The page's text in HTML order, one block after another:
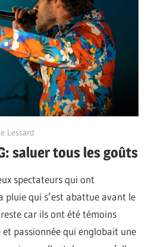
Lessard
saluer tous les goûts
spectateurs qui ont
pluie qui s’est abattue avant le
car ils ont été témoins
et passionnée qui englobait une